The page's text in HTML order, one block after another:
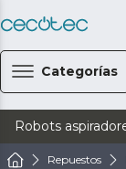
Categorías
Robots
Repuestos